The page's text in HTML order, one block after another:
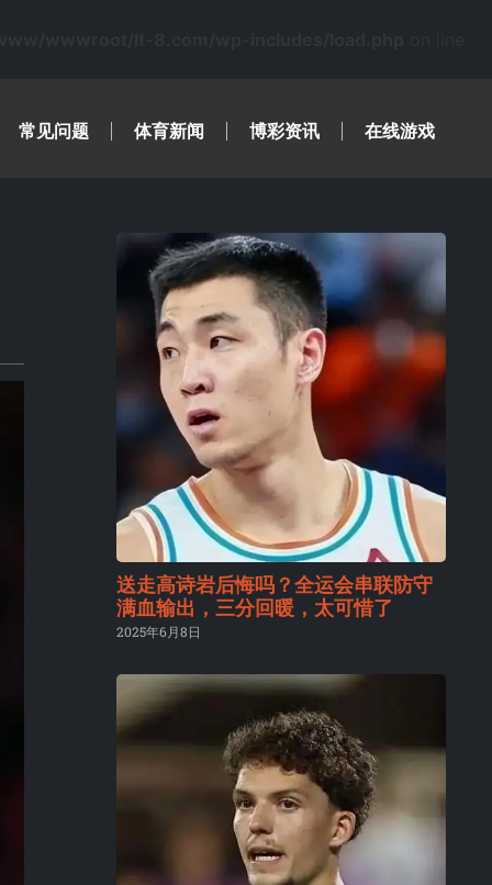
常见问题 体育新闻 博彩资讯 在线游戏
送走高诗岩后悔吗？全运会串联防守
满血输出，三分回暖，太可惜了
2025年6月8日